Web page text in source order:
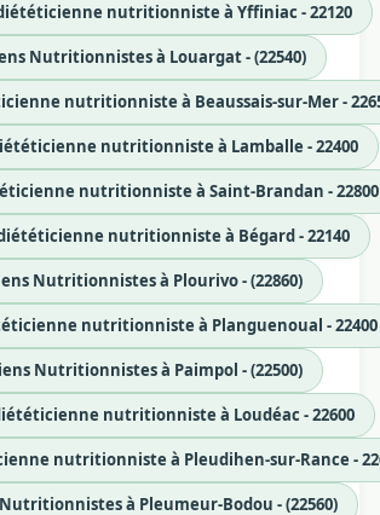
nutritionniste à Yffiniac - 22120
Nutritionnistes à Louargat - (22540)
nutritionniste à Beaussais-sur-Mer -
nutritionniste à Lamballe - 22400
nutritionniste à Saint-Brandan - 22800
nutritionniste à Bégard - 22140
Nutritionnistes à Plourivo - (22860)
nutritionniste à Planguenoual - 22400
Nutritionnistes à Paimpol - (22500)
nutritionniste à Loudéac - 22600
nutritionniste à Pleudihen-sur-Rance -
à Pleumeur-Bodou - (22560)